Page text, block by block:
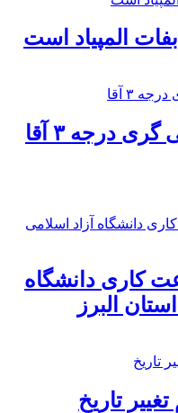
المپیاد است
درجه ۳ آقا
کاری دانشگاه
البرز
تاریخ